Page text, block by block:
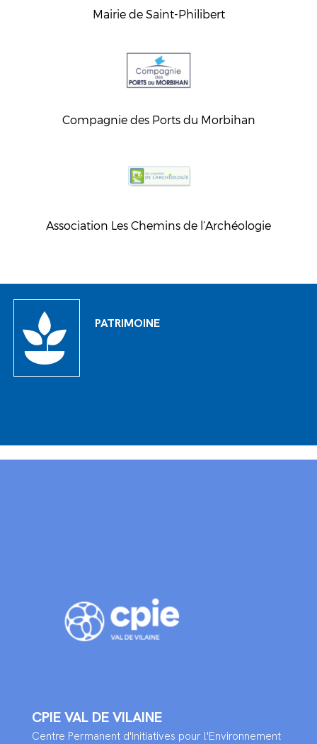
Mairie de Saint-Philibert
Compagnie des Ports du Morbihan
Association Les Chemins de l’Archéologie
PATRIMOINE
CPIE VAL DE VILAINE
Centre Permanent d'Initiatives pour l'Environnement